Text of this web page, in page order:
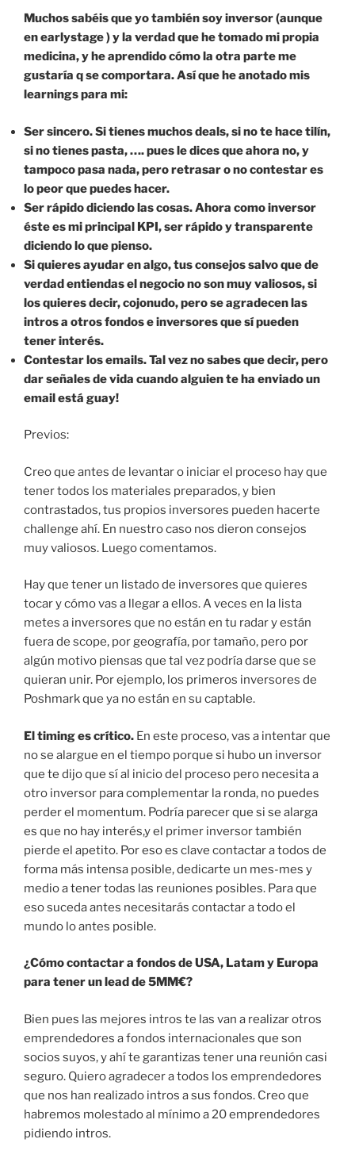
Muchos sabéis que yo también soy inversor (aunque
en earlystage ) y la verdad que he tomado mi propia
medicina, y he aprendido cómo la otra parte me
gustaría q se comportara. Así que he anotado mis
learnings para mi:
Ser sincero. Si tienes muchos deals, si no te hace tilín,
si no tienes pasta, …. pues le dices que ahora no, y
tampoco pasa nada, pero retrasar o no contestar es
lo peor que puedes hacer.
Ser rápido diciendo las cosas. Ahora como inversor
éste es mi principal KPI, ser rápido y transparente
diciendo lo que pienso.
Si quieres ayudar en algo, tus consejos salvo que de
verdad entiendas el negocio no son muy valiosos, si
los quieres decir, cojonudo, pero se agradecen las
intros a otros fondos e inversores que sí pueden
tener interés.
Contestar los emails. Tal vez no sabes que decir, pero
dar señales de vida cuando alguien te ha enviado un
email está guay!
Previos:
Creo que antes de levantar o iniciar el proceso hay que
tener todos los materiales preparados, y bien
contrastados, tus propios inversores pueden hacerte
challenge ahí. En nuestro caso nos dieron consejos
muy valiosos. Luego comentamos.
Hay que tener un listado de inversores que quieres
tocar y cómo vas a llegar a ellos. A veces en la lista
metes a inversores que no están en tu radar y están
fuera de scope, por geografía, por tamaño, pero por
algún motivo piensas que tal vez podría darse que se
quieran unir. Por ejemplo, los primeros inversores de
Poshmark que ya no están en su captable.
El timing es crítico. En este proceso, vas a intentar que
no se alargue en el tiempo porque si hubo un inversor
que te dijo que sí al inicio del proceso pero necesita a
otro inversor para complementar la ronda, no puedes
perder el momentum. Podría parecer que si se alarga
es que no hay interés,y el primer inversor también
pierde el apetito. Por eso es clave contactar a todos de
forma más intensa posible, dedicarte un mes-mes y
medio a tener todas las reuniones posibles. Para que
eso suceda antes necesitarás contactar a todo el
mundo lo antes posible.
¿Cómo contactar a fondos de USA, Latam y Europa
para tener un lead de 5MM€?
Bien pues las mejores intros te las van a realizar otros
emprendedores a fondos internacionales que son
socios suyos, y ahí te garantizas tener una reunión casi
seguro. Quiero agradecer a todos los emprendedores
que nos han realizado intros a sus fondos. Creo que
habremos molestado al mínimo a 20 emprendedores
pidiendo intros.